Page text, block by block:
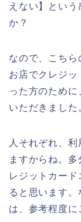
えない】とい
か？
なので、こち
お店でクレジッ
った方のため
いただきました
人それぞれ、
ますからね。
レジットカー
ると思います
は、参考程度に